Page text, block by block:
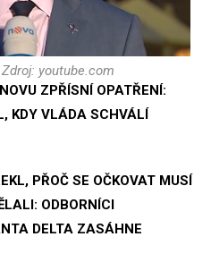
youtube.com
ZPŘÍSNÍ OPATŘENÍ:
KDY VLÁDA SCHVÁLÍ
PŘOČ SE OČKOVAT MUSÍ
ODBORNÍCI
DELTA ZASÁHNE